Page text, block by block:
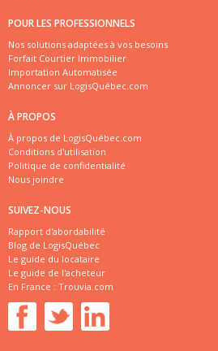
POUR LES PROFESSIONNELS
Nos solutions adaptées à vos besoins
Forfait Courtier Immobilier
Importation Automatisée
Annoncer sur LogisQuébec.com
À PROPOS
À propos de LogisQuébec.com
Conditions d'utilisation
Politique de confidentialité
Nous joindre
SUIVEZ-NOUS
Rapport d'abordabilité
Blog de LogisQuébec
Le guide du locataire
Le guide de l'acheteur
En France : Trouvia.com